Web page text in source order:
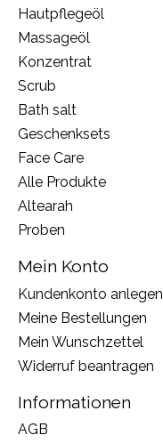
Hautpflegeöl
Massageöl
Konzentrat
Scrub
Bath salt
Geschenksets
Face Care
Alle Produkte
Altearah
Proben
Mein Konto
Kundenkonto anlegen
Meine Bestellungen
Mein Wunschzettel
Widerruf beantragen
Informationen
AGB